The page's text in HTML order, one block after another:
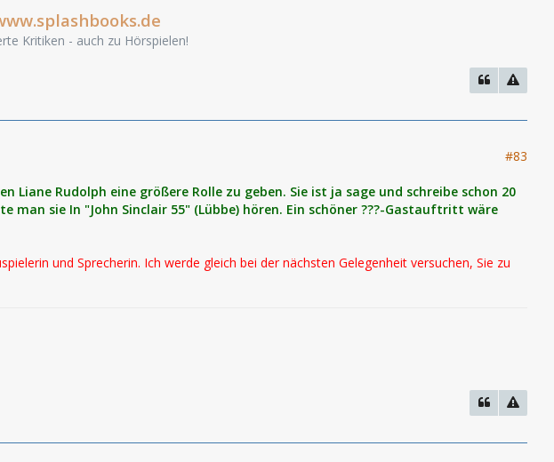
Kritiken - auch zu Hörspielen!
#83
Liane Rudolph eine größere Rolle zu geben. Sie ist ja sage und schreibe schon 20
man sie In "John Sinclair 55" (Lübbe) hören. Ein schöner ???-Gastauftritt wäre
und Sprecherin. Ich werde gleich bei der nächsten Gelegenheit versuchen, Sie zu